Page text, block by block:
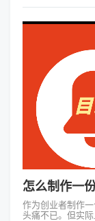
怎么制作一
作为创业者制作
头痛不已。但实